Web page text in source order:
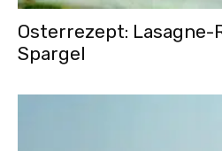
Osterrezept: Lasagne-
Spargel